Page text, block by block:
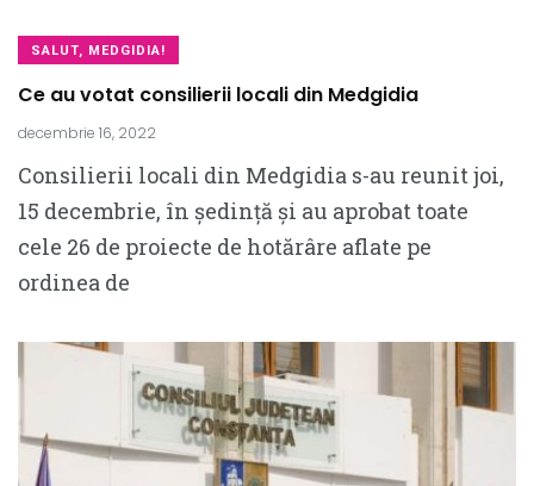
SALUT, MEDGIDIA!
Ce au votat consilierii locali din Medgidia
decembrie 16, 2022
Consilierii locali din Medgidia s-au reunit joi,
15 decembrie, în ședință și au aprobat toate
cele 26 de proiecte de hotărâre aflate pe
ordinea de